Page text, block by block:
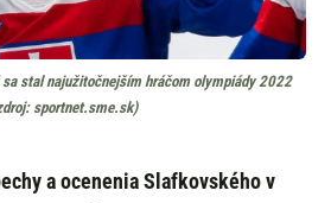
stal najužitočnejším hráčom olympiády 2022
sportnet.sme.sk)
a ocenenia Slafkovského v